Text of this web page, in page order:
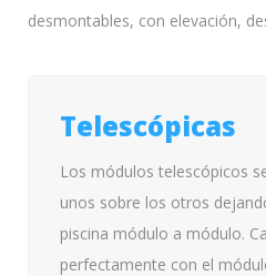
desmontables, con elevación,
Telescópicas
Los módulos telescópicos
unos sobre los otros
piscina módulo a módulo.
perfectamente con el